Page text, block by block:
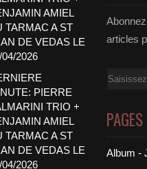
PIERRE
TRIO +
AMIEL
TARMAC A ST
DE VEDAS LE
04/2026
articles
Email
PAGES
Album -